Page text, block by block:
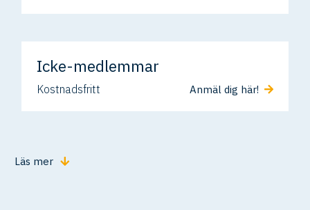
Icke-medlemmar
Kostnadsfritt Anmäl dig här!
Läs mer